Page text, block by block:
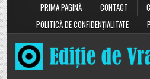
PRIMA PAGINĂ
CONTACT
POLITICĂ DE CONFIDENȚIALITATE